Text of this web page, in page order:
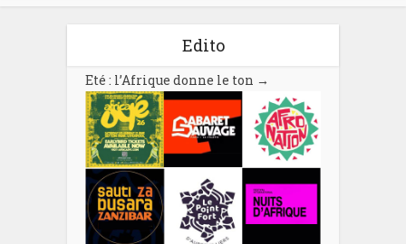
Edito
Eté : l’Afrique donne le ton →